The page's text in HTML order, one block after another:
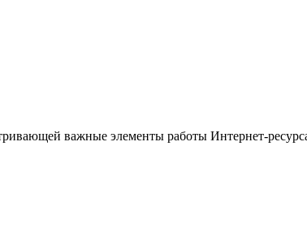
важные элементы работы Интернет-